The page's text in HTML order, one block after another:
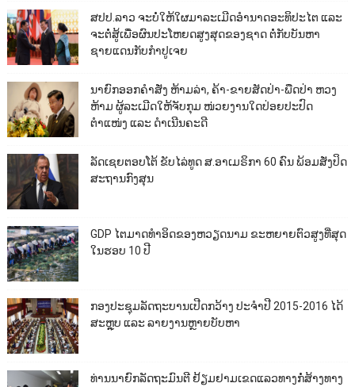
ສປປ.ລາວ ຈະບໍ່ໃຫ້ໃຜມາລະເມີດອຳນາດອະທິປະໄຕ ແລະ
ຈະຕໍ່ສູ້ເພື່ອຜົນປະໂຫຍດສູງສຸດຂອງຊາດ ຕໍ່ກັບບັນຫາ
ຊາຍແດນກັບກຳປູເຈຍ
ນາຍົກອອກຄຳສັ່ງ ຫ້າມລ່າ, ຄ້າ-ຂາຍສັດປ່າ-ພືດປ່າ ຫວງ
ຫ້າມ ຜູ້ລະເມີດໃຫ້ຈັບກຸມ ໜ່ວຍງານໃດປ່ອຍປະປົດ
ຕຳແໜ່ງ ແລະ ດຳເນີນຄະດີ
ລັດເຊຍຕອບໂຕ້ ຂັບໄລ່ທູດ ສ.ອາເມຣິກາ 60 ຄົນ ພ້ອມສັ່ງປິດ
ສະຖານກົງສຸນ
GDP ໄຕມາດທຳອິດຂອງຫວຽດນາມ ຂະຫຍາຍຕົວສູງທີ່ສຸດ
ໃນຮອບ 10​ ປີ
ກອງປະຊຸມລັດຖະບານເປີດກວ້າງ ປະຈຳປີ 2015-2016 ໄດ້
ສະຫຼຸບ ແລະ ລາຍງານຫຼາຍບັບຫາ
ທ່ານນາຍົກລັດຖະມົນຕີ ຢ້ຽມຢາມເຂດແລວທາງກໍ່ສ້າງທາງ